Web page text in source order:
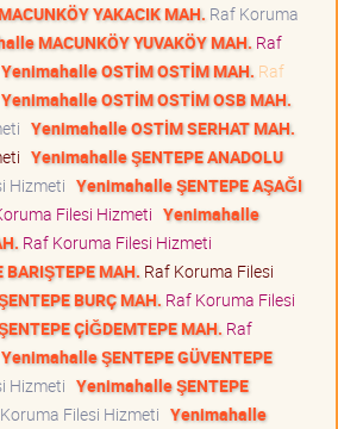
YAKACIK MAH. Raf Koruma
MACUNKÖY YUVAKÖY MAH. Raf
Yenimahalle OSTİM OSTİM MAH. Raf
Yenimahalle OSTİM OSTİM OSB MAH.
Yenimahalle OSTİM SERHAT MAH.
Yenimahalle ŞENTEPE ANADOLU
Hizmeti Yenimahalle ŞENTEPE AŞAĞI
Filesi Hizmeti Yenimahalle
Raf Koruma Filesi Hizmeti
MAH. Raf Koruma Filesi
BURÇ MAH. Raf Koruma Filesi
ÇİĞDEMTEPE MAH. Raf
Yenimahalle ŞENTEPE GÜVENTEPE
Hizmeti Yenimahalle ŞENTEPE
Filesi Hizmeti Yenimahalle